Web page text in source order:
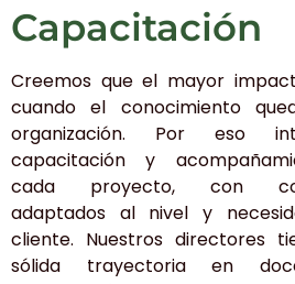
Capacitación
Creemos que el mayor
cuando el conocimiento
organización. Por eso
capacitación y
cada proyecto, con
adaptados al nivel y
cliente. Nuestros directores
sólida trayectoria en